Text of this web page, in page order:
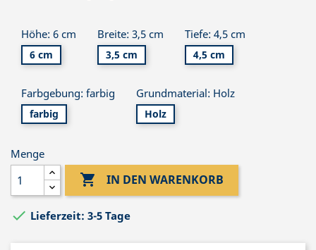
Höhe: 6 cm
6 cm
Breite: 3,5 cm
3,5 cm
Tiefe: 4,5 cm
4,5 cm
Farbgebung: farbig
farbig
Grundmaterial: Holz
Holz
Menge
 IN DEN WARENKORB
 Lieferzeit: 3-5 Tage